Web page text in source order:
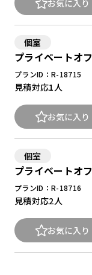
お気に入り
個室
プライベートオ
プランID：R-18715
見積対応1人
お気に入り
個室
プライベートオ
プランID：R-18716
見積対応2人
お気に入り